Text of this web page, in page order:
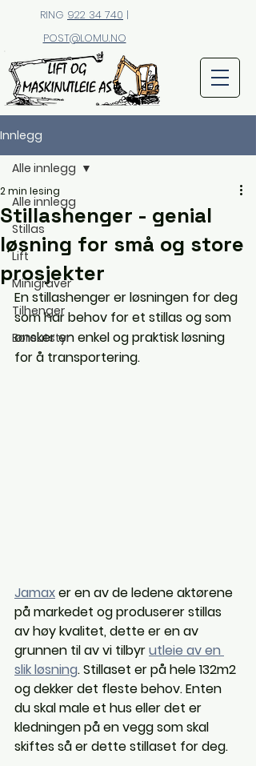
RING 922 34 740 |
POST@LOMU.NO
Innlegg
Alle innlegg
Stillas
Lift
Minigraver
Tilhenger
Boreutstyr
Alle innlegg
Stillashenger - genial
løsning for små og store
prosjekter
2 min lesing
En stillashenger er løsningen for deg
som har behov for et stillas og som
ønsker en enkel og praktisk løsning
for å transportering.
Jamax er en av de ledene aktørene
på markedet og produserer stillas
av høy kvalitet, dette er en av
grunnen til av vi tilbyr utleie av en
slik løsning. Stillaset er på hele 132m2
og dekker det fleste behov. Enten
du skal male et hus eller det er
kledningen på en vegg som skal
skiftes så er dette stillaset for deg.